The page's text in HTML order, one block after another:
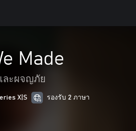
Made
ละผจญภัย
X|S รองรับ 2 ภาษา